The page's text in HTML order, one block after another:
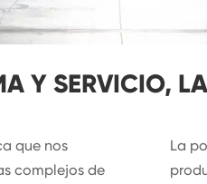
Y SERVICIO,
que nos
complejos de
La